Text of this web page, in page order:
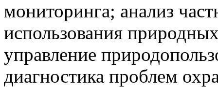
мониторинга; анализ
использования
управление
диагностика проблем